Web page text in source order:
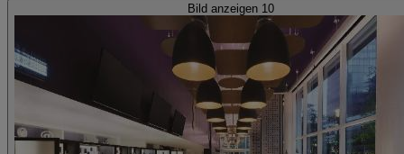
Bild anzeigen 10